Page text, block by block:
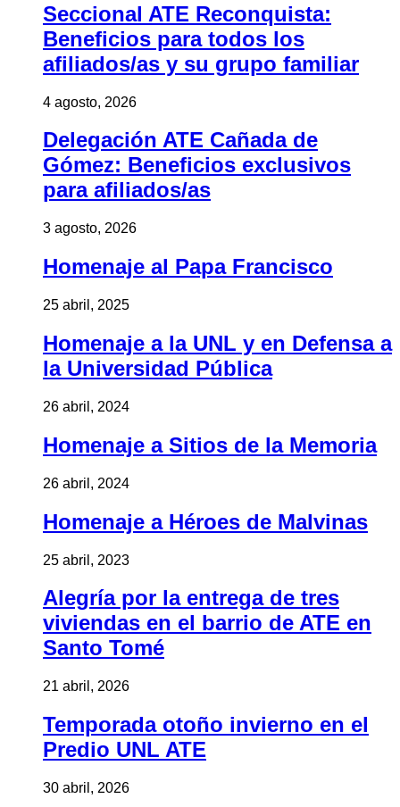
Seccional ATE Reconquista:
Beneficios para todos los
afiliados/as y su grupo familiar
4 agosto, 2026
Delegación ATE Cañada de
Gómez: Beneficios exclusivos
para afiliados/as
3 agosto, 2026
Homenaje al Papa Francisco
25 abril, 2025
Homenaje a la UNL y en Defensa a
la Universidad Pública
26 abril, 2024
Homenaje a Sitios de la Memoria
26 abril, 2024
Homenaje a Héroes de Malvinas
25 abril, 2023
Alegría por la entrega de tres
viviendas en el barrio de ATE en
Santo Tomé
21 abril, 2026
Temporada otoño invierno en el
Predio UNL ATE
30 abril, 2026